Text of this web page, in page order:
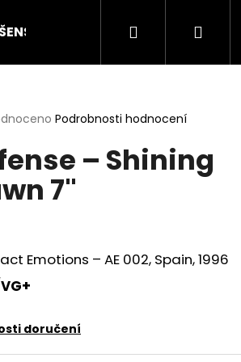
HODNOCENÍ STAVU
Hledat
Podrobnosti hodnocení
– Shining
7"
Emotions ‎– AE 002, Spain, 1996
doručení